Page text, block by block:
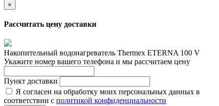
×
Рассчитать цену доставки
Накопительный водонагреватель Thermex ETERNA 100 V
Укажите номер вашего телефона и мы рассчитаем цену
Пункт доставки
Я согласен на обработку моих персональных данных в
соответствии с политикой конфиденциальности